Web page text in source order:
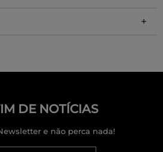
+
DE NOTÍCIAS
e não perca nada!